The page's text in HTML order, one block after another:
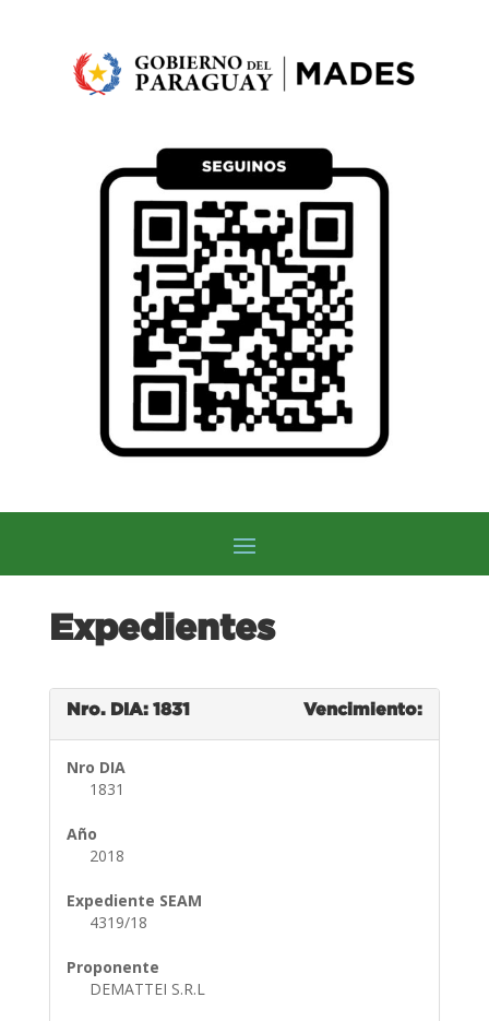
Expedientes
Nro. DIA: 1831 Vencimiento:
Nro DIA
1831
Año
2018
Expediente SEAM
4319/18
Proponente
DEMATTEI S.R.L